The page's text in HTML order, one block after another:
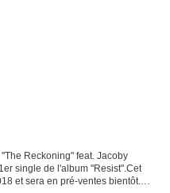
Reckoning" feat. Jacoby
single de l'album "Resist".Cet
et sera en pré-ventes bientôt.